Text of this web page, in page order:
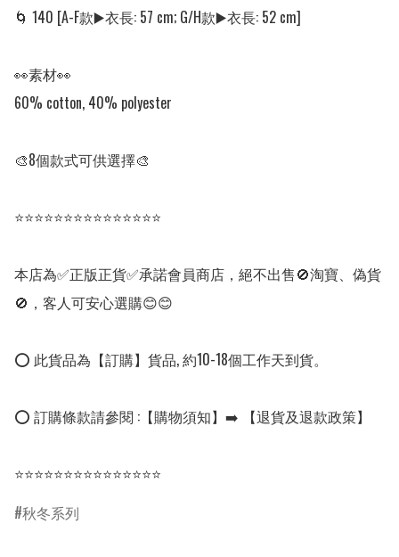
🌀 140 [A-F款▶️衣長: 57 cm; G/H款▶️衣長: 52 cm]
👀素材👀
60% cotton, 40% polyester
🎨8個款式可供選擇🎨
⭐⭐⭐⭐⭐⭐⭐⭐⭐⭐⭐⭐⭐⭐⭐
本店為✅正版正貨✅承諾會員商店，絕不出售🚫淘寶、偽貨
🚫，客人可安心選購😊😊
⭕ 此貨品為【訂購】貨品, 約10-18個工作天到貨。
⭕ 訂購條款請參閱 :【購物須知】➡️ 【退貨及退款政策】
⭐⭐⭐⭐⭐⭐⭐⭐⭐⭐⭐⭐⭐⭐⭐
秋冬系列